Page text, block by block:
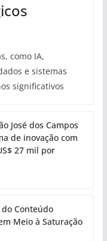
como IA,
e sistemas
significativos
José dos Campos
de inovação com
27 mil por
Conteúdo
Meio à Saturação